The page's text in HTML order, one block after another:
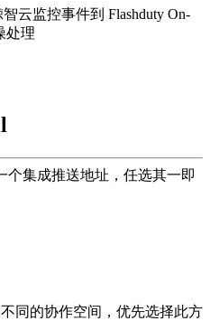
云监控事件到 Flashduty On-
处理
个集成推送地址，任选其一即
同的协作空间，优先选择此方